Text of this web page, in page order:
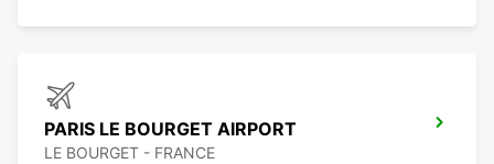
PARIS LE BOURGET AIRPORT
LE BOURGET - FRANCE